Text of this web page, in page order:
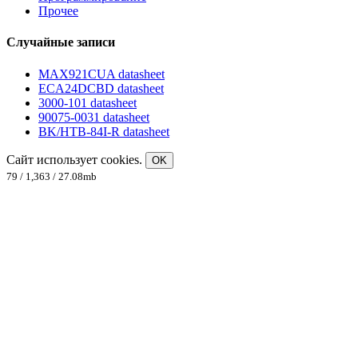
Прочее
Случайные записи
MAX921CUA datasheet
ECA24DCBD datasheet
3000-101 datasheet
90075-0031 datasheet
BK/HTB-84I-R datasheet
Сайт использует cookies.
OK
79 / 1,363 / 27.08mb